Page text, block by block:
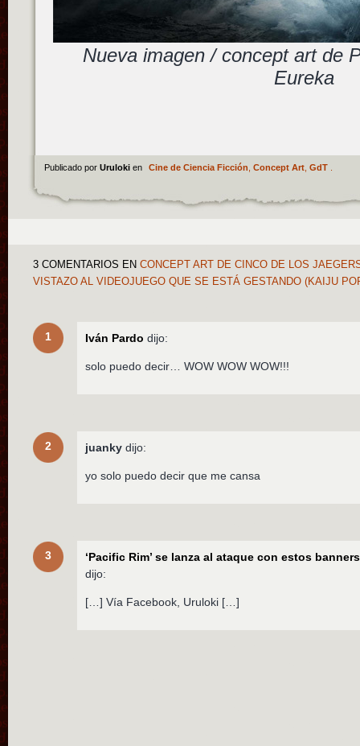
Nueva imagen / concept art de
Eureka
Publicado por Uruloki en Cine de Ciencia Ficción Concept Art, GdT.
3 COMENTARIOS EN CONCEPT ART DE CINCO DE LOS
VISTAZO AL VIDEOJUEGO QUE SE ESTÁ GESTANDO (KAIJU
1 Iván Pardo dijo:
solo puedo decir… WOW WOW WOW!!!
2 juanky dijo:
yo solo puedo decir que me cansa
3
‘Pacific Rim’ se lanza al ataque con estos
dijo:
[…] Vía Facebook, Uruloki […]